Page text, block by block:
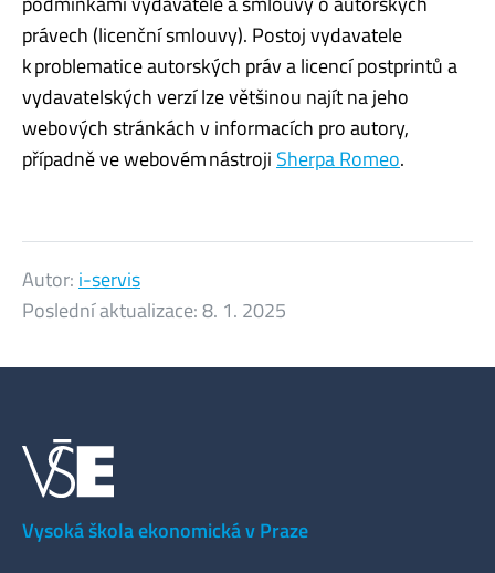
právech (licenční smlouvy). Postoj vydavatele
k problematice autorských práv a licencí postprintů a
vydavatelských verzí lze většinou najít na jeho
webových stránkách v informacích pro autory,
případně ve webovém nástroji Sherpa Romeo.
Autor: i-servis
Poslední aktualizace:8. 1. 2025
Vysoká škola ekonomická v Praze